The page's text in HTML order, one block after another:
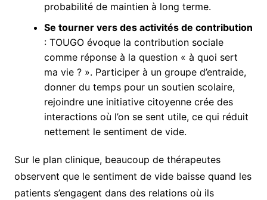
probabilité de maintien à long terme.
Se tourner vers des activités de contribution
: TOUGO évoque la contribution sociale
comme réponse à la question « à quoi sert
ma vie ? ». Participer à un groupe d’entraide,
donner du temps pour un soutien scolaire,
rejoindre une initiative citoyenne crée des
interactions où l’on se sent utile, ce qui réduit
nettement le sentiment de vide.
Sur le plan clinique, beaucoup de thérapeutes
observent que le sentiment de vide baisse quand les
patients s’engagent dans des relations où ils